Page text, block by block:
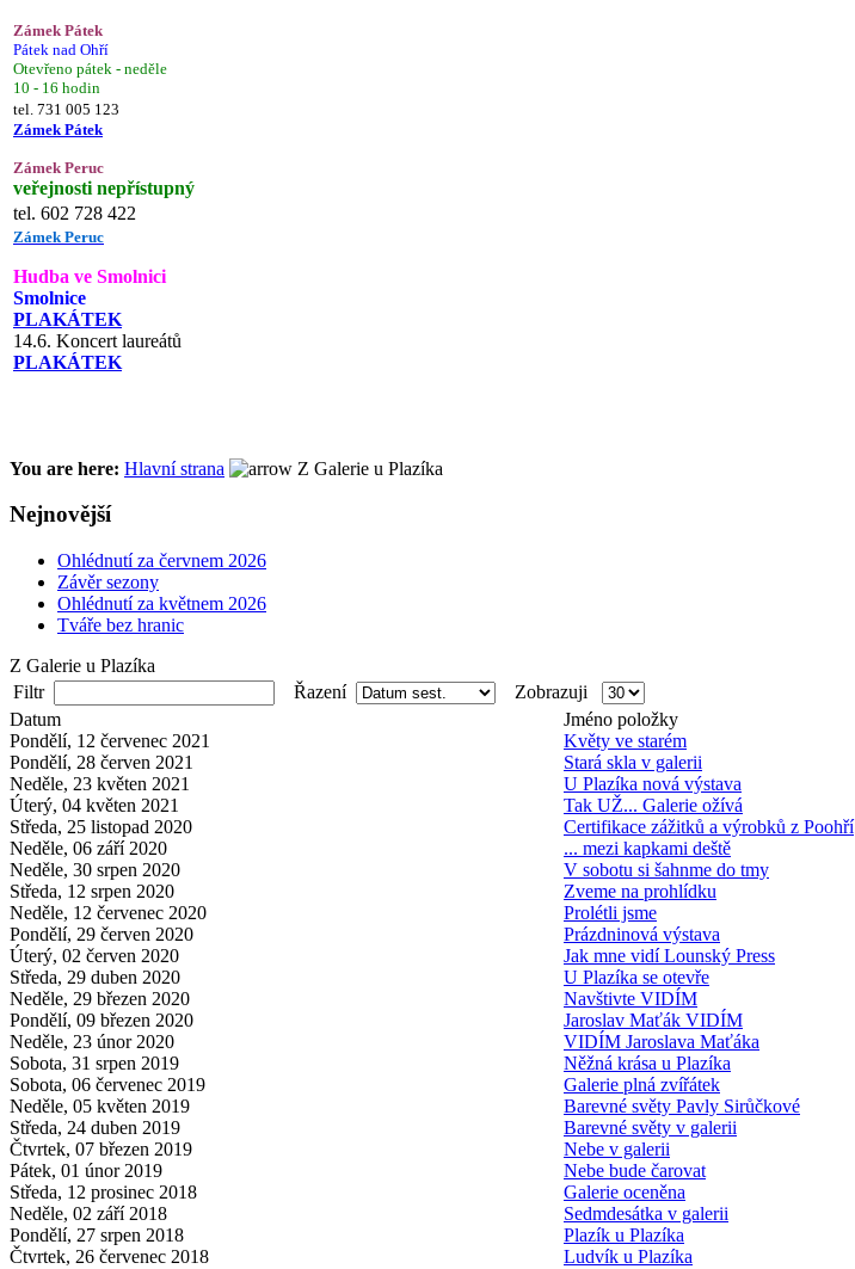
Zámek Pátek
Pátek nad Ohří
Otevřeno pátek - neděle
10 - 16 hodin
tel. 731 005 123
Zámek Pátek
Zámek Peruc
veřejnosti nepřístupný
tel. 602 728 422
Zámek Peruc
Hudba ve Smolnici
Smolnice
PLAKÁTEK
14.6. Koncert laureátů
PLAKÁTEK
You are here: Hlavní strana Z Galerie u Plazíka
Nejnovější
Ohlédnutí za červnem 2026
Závěr sezony
Ohlédnutí za květnem 2026
Tváře bez hranic
Z Galerie u Plazíka
Filtr
Řazení
Zobrazuji
Datum
Jméno položky
Pondělí, 12 červenec 2021
Květy ve starém
Pondělí, 28 červen 2021
Stará skla v galerii
Neděle, 23 květen 2021
U Plazíka nová výstava
Úterý, 04 květen 2021
Tak UŽ... Galerie ožívá
Středa, 25 listopad 2020
Certifikace zážitků a výrobků z Poohří
Neděle, 06 září 2020
... mezi kapkami deště
Neděle, 30 srpen 2020
V sobotu si šahnme do tmy
Středa, 12 srpen 2020
Zveme na prohlídku
Neděle, 12 červenec 2020
Prolétli jsme
Pondělí, 29 červen 2020
Prázdninová výstava
Úterý, 02 červen 2020
Jak mne vidí Lounský Press
Středa, 29 duben 2020
U Plazíka se otevře
Neděle, 29 březen 2020
Navštivte VIDÍM
Pondělí, 09 březen 2020
Jaroslav Maťák VIDÍM
Neděle, 23 únor 2020
VIDÍM Jaroslava Maťáka
Sobota, 31 srpen 2019
Něžná krása u Plazíka
Sobota, 06 červenec 2019
Galerie plná zvířátek
Neděle, 05 květen 2019
Barevné světy Pavly Sirůčkové
Středa, 24 duben 2019
Barevné světy v galerii
Čtvrtek, 07 březen 2019
Nebe v galerii
Pátek, 01 únor 2019
Nebe bude čarovat
Středa, 12 prosinec 2018
Galerie oceněna
Neděle, 02 září 2018
Sedmdesátka v galerii
Pondělí, 27 srpen 2018
Plazík u Plazíka
Čtvrtek, 26 červenec 2018
Ludvík u Plazíka